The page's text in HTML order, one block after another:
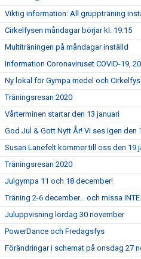
Viktig information: All gruppträning
Cirkelfysen måndagar börjar kl. 19:15
Multiträningen på måndagar inställd
Information Coronaviruset COVID-19,
Ny lokal för Gympa medel och
Träningsresan 2020
Vårterminen startar den 13 januari
God Jul & Gott Nytt År! Vi ses igen den
Susan Lanefelt kommer till oss den 19
Träningsresan 2020
Julgympa 11 och 18 december!
Träning 2-6 december... och missa
Juluppvisning lördag 30 november
PowerDance och Fredagsfys
Förändringar i schemat på onsdag 27